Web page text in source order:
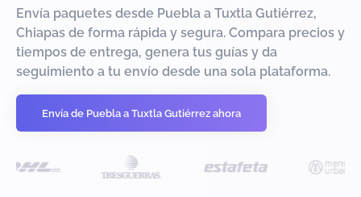
Envía paquetes desde Puebla a Tuxtla Gutiérrez,
Chiapas de forma rápida y segura. Compara precios y
tiempos de entrega, genera tus guías y da
seguimiento a tu envío desde una sola plataforma.
Envía de Puebla a Tuxtla Gutiérrez ahora